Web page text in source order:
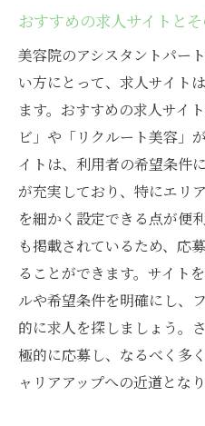
パートタイムの利
ツ
シフト制を上手に
ール管理
自分のライフスタ
フレキシブルな
紹介
柔軟な働き方が
初心者も安心！大阪
ントパートとして働く
未経験者歓迎の求
初めての職場での
ス
おすすめの求人サイトと
美容院のアシスタントパー
い方にとって、求人サイト
ます。おすすめの求人サイ
ビ」や「リクルート美容」
イトは、利用者の希望条件
が充実しており、特にエリ
を細かく設定できる点が便
も掲載されているため、応
ることができます。サイト
ルや希望条件を明確にし、
的に求人を探しましょう。
極的に応募し、なるべく多
ャリアアップへの近道となり